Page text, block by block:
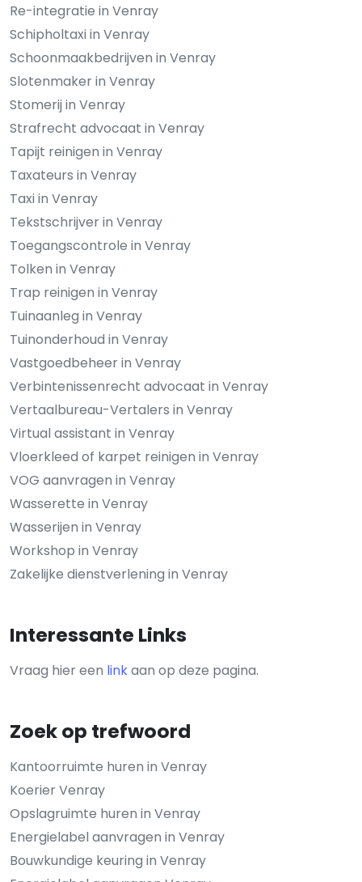
Re-integratie in Venray
Schipholtaxi in Venray
Schoonmaakbedrijven in Venray
Slotenmaker in Venray
Stomerij in Venray
Strafrecht advocaat in Venray
Tapijt reinigen in Venray
Taxateurs in Venray
Taxi in Venray
Tekstschrijver in Venray
Toegangscontrole in Venray
Tolken in Venray
Trap reinigen in Venray
Tuinaanleg in Venray
Tuinonderhoud in Venray
Vastgoedbeheer in Venray
Verbintenissenrecht advocaat in Venray
Vertaalbureau-Vertalers in Venray
Virtual assistant in Venray
Vloerkleed of karpet reinigen in Venray
VOG aanvragen in Venray
Wasserette in Venray
Wasserijen in Venray
Workshop in Venray
Zakelijke dienstverlening in Venray
Interessante Links
Vraag hier een linkaan op deze pagina.
Zoek op trefwoord
Kantoorruimte huren in Venray
Koerier Venray
Opslagruimte huren in Venray
Energielabel aanvragen in Venray
Bouwkundige keuring in Venray